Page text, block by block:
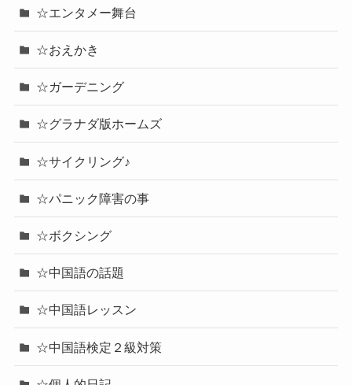
☆エンタメー舞台
☆おえかき
☆ガーデニング
☆グラナダ版ホームズ
☆サイクリング♪
☆パニック障害の事
☆ボクシング
☆中国語の話題
☆中国語レッスン
☆中国語検定２級対策